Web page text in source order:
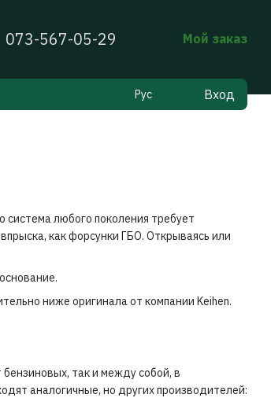
073-567-05-29 Мой заказ
Рус Вход
любого поколения требует
как форсунки ГБО. Открываясь или
ниже оригинала от компании Keihen.
так и между собой, в
аналогичные, но других производителей: